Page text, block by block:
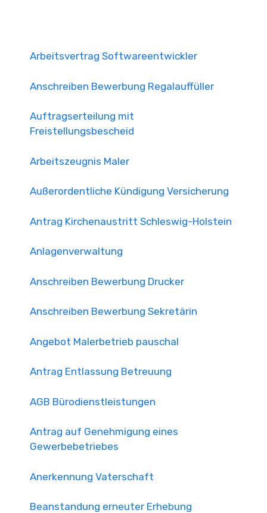
Arbeitsvertrag Softwareentwickler
Anschreiben Bewerbung Regalauffüller
Auftragserteilung mit
Freistellungsbescheid
Arbeitszeugnis Maler
Außerordentliche Kündigung Versicherung
Antrag Kirchenaustritt Schleswig-Holstein
Anlagenverwaltung
Anschreiben Bewerbung Drucker
Anschreiben Bewerbung Sekretärin
Angebot Malerbetrieb pauschal
Antrag Entlassung Betreuung
AGB Bürodienstleistungen
Antrag auf Genehmigung eines
Gewerbebetriebes
Anerkennung Vaterschaft
Beanstandung erneuter Erhebung